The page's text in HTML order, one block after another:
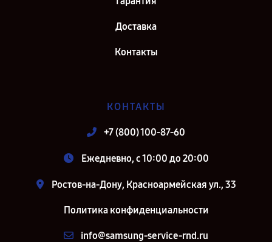
Доставка
Контакты
КОНТАКТЫ
+7 (800) 100-87-60
Ежедневно, с 10:00 до 20:00
Ростов-на-Дону, Красноармейская ул., 33
Политика конфиденциальности
info@samsung-service-rnd.ru